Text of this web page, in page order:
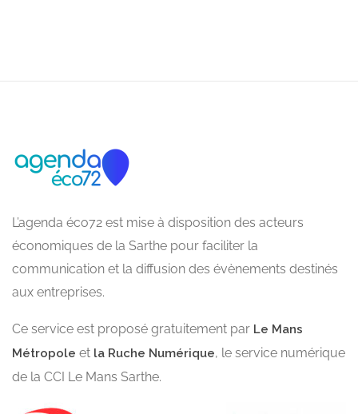
L’agenda éco72 est mise à disposition des acteurs
économiques de la Sarthe pour faciliter la
communication et la diffusion des évènements destinés
aux entreprises.
Ce service est proposé gratuitement par Le Mans
Métropole et la Ruche Numérique, le service numérique
de la CCI Le Mans Sarthe.